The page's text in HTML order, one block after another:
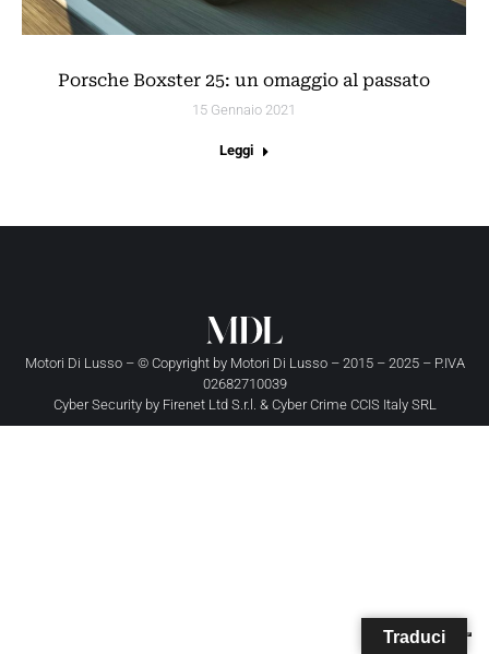
Porsche Boxster 25: un omaggio al passato
15 Gennaio 2021
Leggi
Motori Di Lusso – © Copyright by Motori Di Lusso– 2015 – 2025 – P.IVA
02682710039
Cyber Security by Firenet Ltd S.r.l. & Cyber Crime CCIS Italy SRL
Traduci